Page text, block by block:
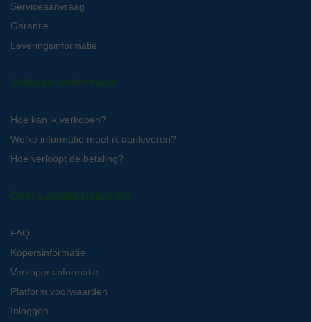
Serviceaanvraag
Garantie
Leveringsinformatie
Verkopersinformatie
Hoe kan ik verkopen?
Welke informatie moet ik aanleveren?
Hoe verloopt de betaling?
Over LabMakelaar.com
FAQ
Kopersinformatie
Verkopersinformatie
Platform voorwaarden
Inloggen